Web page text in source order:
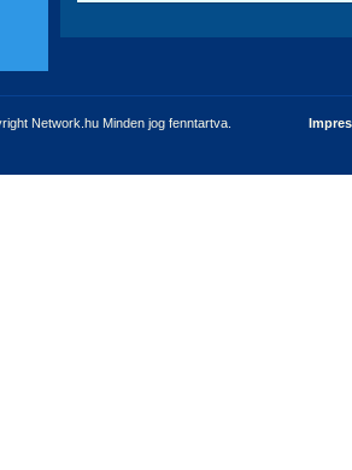
Network.hu Minden jog fenntartva.